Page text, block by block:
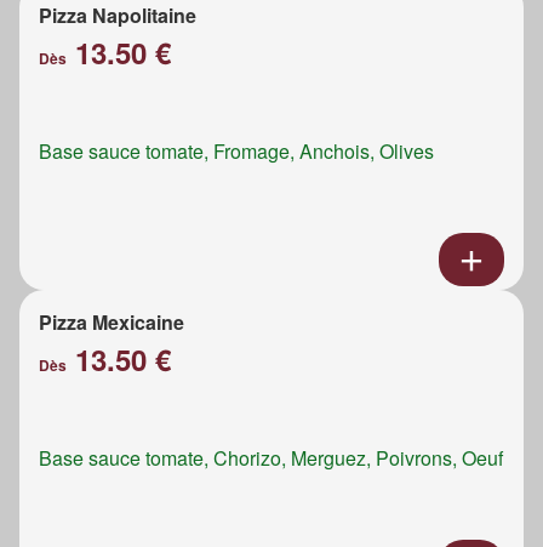
Pizza Napolitaine
Dès 13.50 €
Base sauce tomate, Fromage, Anchois, Olives
Pizza Mexicaine
Dès 13.50 €
Base sauce tomate, Chorizo, Merguez, Poivrons, Oeuf